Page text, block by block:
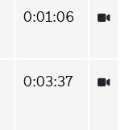
0:01:06
0:03:37